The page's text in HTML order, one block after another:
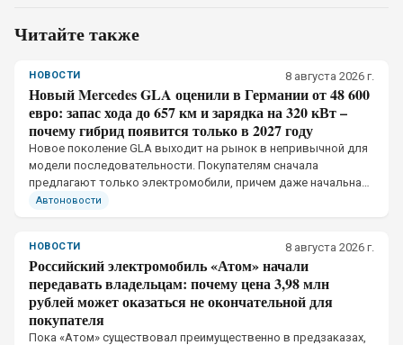
Читайте также
НОВОСТИ 8 августа 2026 г.
Новый Mercedes GLA оценили в Германии от 48 600
евро: запас хода до 657 км и зарядка на 320 кВт –
почему гибрид появится только в 2027 году
Новое поколение GLA выходит на рынок в непривычной для
модели последовательности. Покупателям сначала
предлагают только электромобили, причем даже начальная
версия получила отдельную тяговую батарею и собственное
Автоновости
НОВОСТИ 8 августа 2026 г.
Российский электромобиль «Атом» начали
передавать владельцам: почему цена 3,98 млн
рублей может оказаться не окончательной для
покупателя
Пока «Атом» существовал преимущественно в предзаказах,